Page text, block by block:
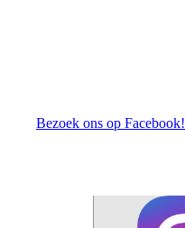
Bezoek ons op Facebook!